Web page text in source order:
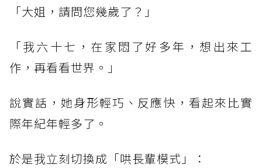
「大姐，請問您幾歲了？」
「我六十七，在家悶了好多年，想出來工
作，再看看世界。」
說實話，她身形輕巧、反應快，看起來比實
際年紀年輕多了。
於是我立刻切換成「哄長輩模式」：